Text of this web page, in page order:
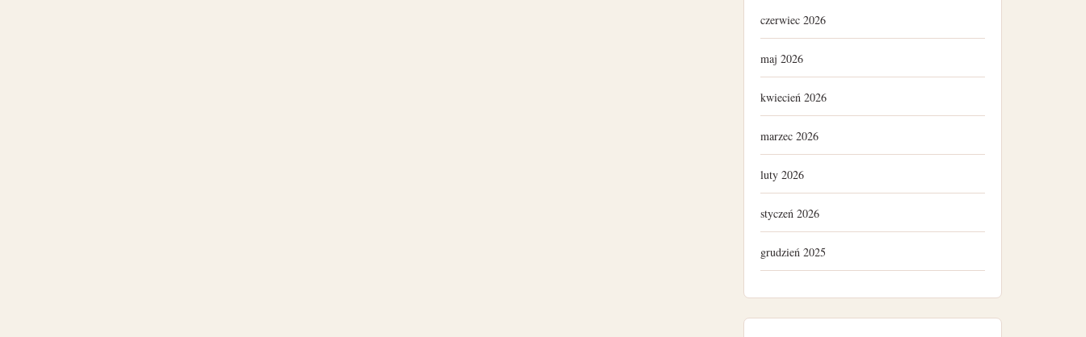
czerwiec 2026
maj 2026
kwiecień 2026
marzec 2026
luty 2026
styczeń 2026
grudzień 2025